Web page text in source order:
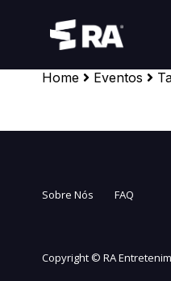
Home Eventos
Sobre Nós FAQ
Copyright © RA